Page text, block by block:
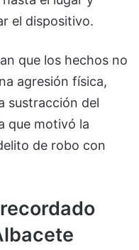
el dispositivo.
que los hechos no
agresión física,
sustracción del
que motivó la
de robo con